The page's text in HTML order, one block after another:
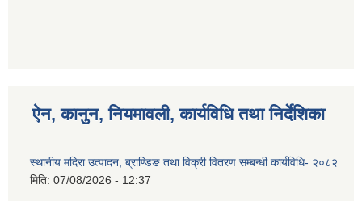
ऐन, कानुन, नियमावली, कार्यविधि तथा निर्देशिका
स्थानीय मदिरा उत्पादन, ब्राण्डिङ तथा विक्री वितरण सम्बन्धी कार्यविधि- २०८२
मिति: 07/08/2026 - 12:37